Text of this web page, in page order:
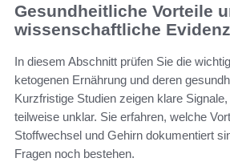
Gesundheitliche Vorteile
wissenschaftliche Evidenz
In diesem Abschnitt prüfen Sie die
ketogenen Ernährung und deren
Kurzfristige Studien zeigen klare
teilweise unklar. Sie erfahren, welche
Stoffwechsel und Gehirn dokumentiert
Fragen noch bestehen.